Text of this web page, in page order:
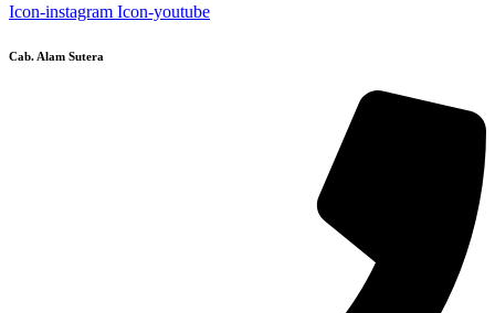
Icon-instagram Icon-youtube
Cab. Alam Sutera